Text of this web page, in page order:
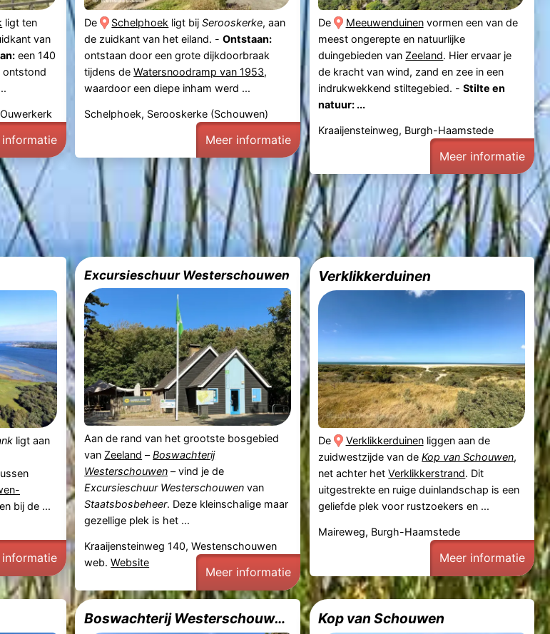
ligt ten
van
een 140
ontstond
informatie
De Schelphoek ligt bijSerooskerke, aan
de zuidkant van het eiland. -Ontstaan:
ontstaan door een grote dijkdoorbraak
tijdens deWatersnoodramp van 1953,
waardoor een diepe inham werd ...
Schelphoek, Serooskerke (Schouwen)
Meer informatie
De Meeuwenduinenvormen een van de
meest ongerepte en natuurlijke
duingebieden vanZeeland. Hier ervaar je
de kracht van wind, zand en zee in een
indrukwekkend stiltegebied. -Stilte en
natuur: ...
Kraaijensteinweg, Burgh-Haamstede
Meer informatie
ligt aan
bij de ...
informatie
Excursieschuur Westerschouwen
Aan de rand van het grootste bosgebied
vanZeeland –Boswachterij
Westerschouwen – vind je de
Excursieschuur Westerschouwen van
Staatsbosbeheer. Deze kleinschalige maar
gezellige plek is het ...
Kraaijensteinweg 140, Westenschouwen
web.Website
Meer informatie
Verklikkerduinen
De Verklikkerduinenliggen aan de
zuidwestzijde van deKop van Schouwen,
net achter hetVerklikkerstrand. Dit
uitgestrekte en ruige duinlandschap is een
geliefde plek voor rustzoekers en ...
Maireweg, Burgh-Haamstede
Meer informatie
Boswachterij Westerschouwen Kop van Schouwen